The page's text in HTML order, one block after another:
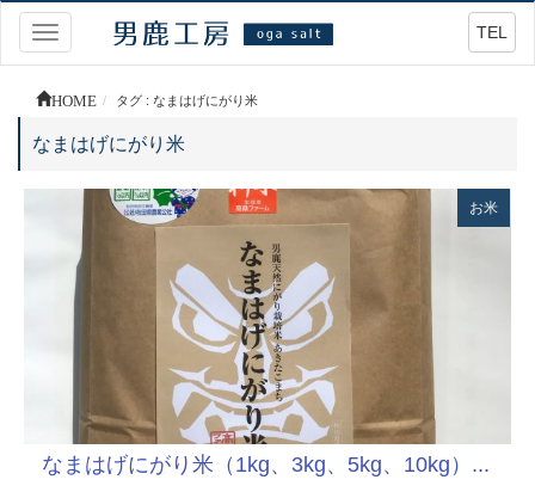
Toggle
navigation
TEL
HOME タグ : なまはげにがり米
なまはげにがり米
お米
なまはげにがり米（1kg、3kg、5kg、10kg）...